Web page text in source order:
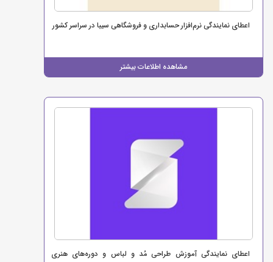
اعطای نمایندگی نرم‌افزار حسابداری و فروشگاهی سیبا در سراسر کشور
مشاهده اطلاعات بیشتر
اعطای نمایندگی آموزش طراحی مُد و لباس و دوره‌های هنری